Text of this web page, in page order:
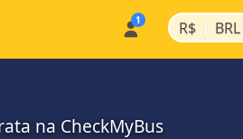
R$ | BRL
na CheckMyBus